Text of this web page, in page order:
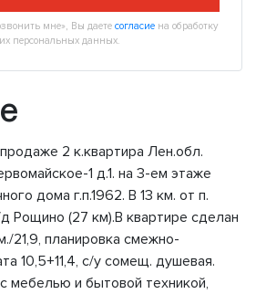
мне», Вы даете согласие на обработку
персональных данных.
2 к.квартира Лен.обл.
1 д.1. на 3-ем этаже
дома г.п.1962. В 13 км. от п.
Рощино (27 км).В квартире сделан
21,9, планировка смежно-
10,5+11,4, с/у сомещ. душевая.
мебелью и бытовой техникой,